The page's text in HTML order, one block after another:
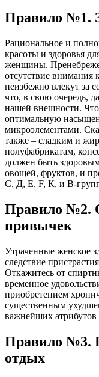
Правило №1.
Рациональное и
красоты и здоровья
женщины.
отсутствие внимания
неизбежно влекут за
что, в свою очередь,
нашей внешности.
оптимальную
микроэлементами.
также – сладким и
полуфабрикатам,
должен быть
овощей, фруктов, и
С, Д, Е, F, К, и В-
Правило №2.
привычек
Утраченные женское
следствие
Откажитесь от
временное
приобретением
существенным
важнейших атрибутов
Правило №3.
отдых